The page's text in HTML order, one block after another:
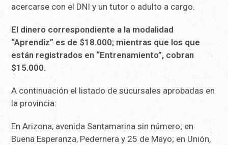
acercarse con el DNI y un tutor o adulto a cargo.
El dinero correspondiente a la modalidad
“Aprendiz” es de $18.000; mientras que los que
están registrados en “Entrenamiento”, cobran
$15.000.
A continuación el listado de sucursales aprobadas en
la provincia:
En Arizona, avenida Santamarina sin número; en
Buena Esperanza, Pedernera y 25 de Mayo; en Unión,